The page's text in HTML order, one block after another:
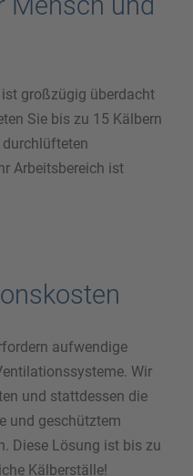
ist großzügig überdacht
Sie bis zu 15 Kälbern
Arbeitsbereich ist
aufwendige
Wir
und stattdessen die
und geschütztem
Diese Lösung ist bis zu
Kälberställe!